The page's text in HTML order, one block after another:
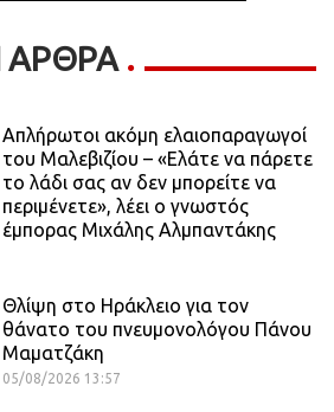
Απλήρωτοι ακόμη ελαιοπαραγωγοί
του Μαλεβιζίου – «Ελάτε να πάρετε
το λάδι σας αν δεν μπορείτε να
περιμένετε», λέει ο γνωστός
έμπορας Μιχάλης Αλμπαντάκης
Θλίψη στο Ηράκλειο για τον
θάνατο του πνευμονολόγου Πάνου
Μαματζάκη
05/08/2026 13:57